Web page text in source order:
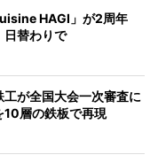
HAGI」が2周年
日替わりで
が全国大会一次審査に
層の鉄板で再現